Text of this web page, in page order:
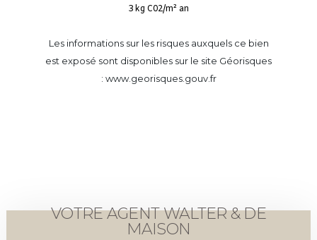
3 kg C02/m² an
Les informations sur les risques auxquels ce bien
est exposé sont disponibles sur le site Géorisques
: www.georisques.gouv.fr
VOTRE AGENT WALTER & DE
MAISON